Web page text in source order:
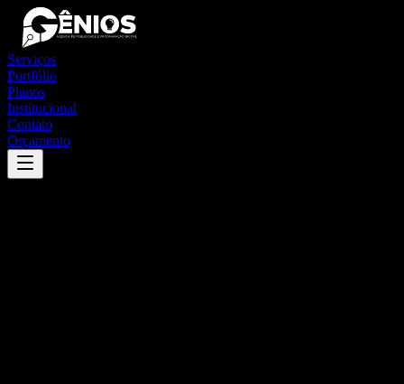
Serviços
Portfólio
Planos
Institucional
Contato
Orçamento